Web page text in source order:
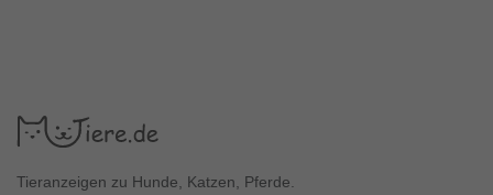
Tieranzeigen zu Hunde, Katzen, Pferde.